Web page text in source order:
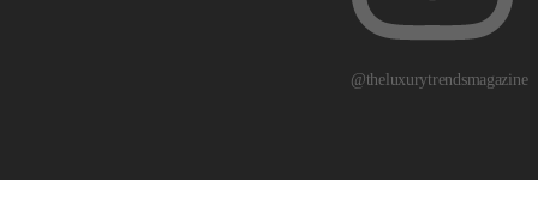
@theluxurytrendsmagazine